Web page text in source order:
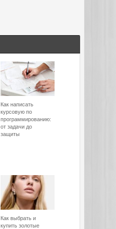
Как написать
курсовую по
программированию:
от задачи до
защиты
Как выбрать и
купить золотые